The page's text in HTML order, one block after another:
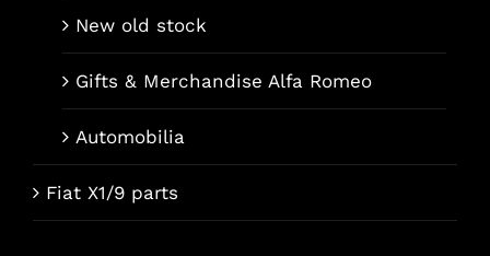
New old stock
Gifts & Merchandise Alfa Romeo
Automobilia
Fiat X1/9 parts